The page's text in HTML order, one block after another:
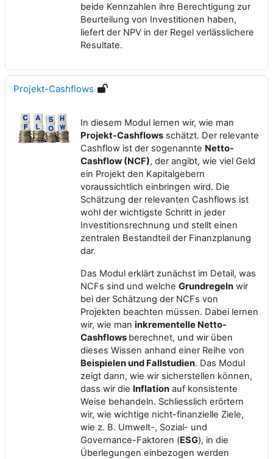
beide Kennzahlen ihre Berechtigung zur
Beurteilung von Investitionen haben,
liefert der NPV in der Regel verlässlichere
Resultate.
Projekt-Cashflows
In diesem Modul lernen wir, wie man
Projekt-Cashflows schätzt. Der relevante
Cashflow ist der sogenannte Netto-
Cashflow (NCF), der angibt, wie viel Geld
ein Projekt den Kapitalgebern
voraussichtlich einbringen wird. Die
Schätzung der relevanten Cashflows ist
wohl der wichtigste Schritt in jeder
Investitionsrechnung und stellt einen
zentralen Bestandteil der Finanzplanung
dar.
Das Modul erklärt zunächst im Detail, was
NCFs sind und welche Grundregeln wir
bei der Schätzung der NCFs von
Projekten beachten müssen. Dabei lernen
wir, wie man inkrementelle Netto-
Cashflows berechnet, und wir üben
dieses Wissen anhand einer Reihe von
Beispielen und Fallstudien. Das Modul
zeigt dann, wie wir sicherstellen können,
dass wir die Inflation auf konsistente
Weise behandeln. Schliesslich erörtern
wir, wie wichtige nicht-finanzielle Ziele,
wie z. B. Umwelt-, Sozial- und
Governance-Faktoren (ESG), in die
Überlegungen einbezogen werden